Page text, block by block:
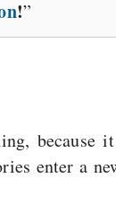
!
because
enter a